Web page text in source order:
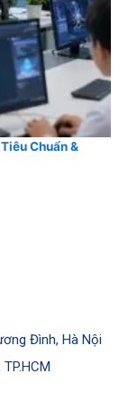
Chuẩn &
Đình, Hà Nội